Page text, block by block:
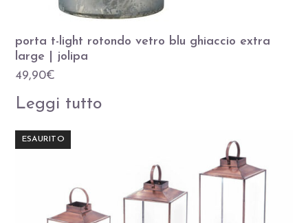
porta t-light rotondo vetro blu ghiaccio extra
large | jolipa
49,90€
Leggi tutto
ESAURITO